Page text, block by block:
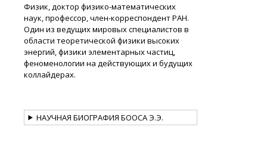
Физик, доктор физико-математических
наук, профессор, член-корреспондент РАН.
Один из ведущих мировых специалистов в
области теоретической физики высоких
энергий, физики элементарных частиц,
феноменологии на действующих и будущих
коллайдерах.
НАУЧНАЯ БИОГРАФИЯ БООСА Э.Э.